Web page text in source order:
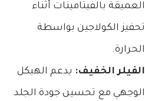
العميقة بالفيتامينات أثناء
تحفيز الكولاجين بواسطة
الحرارة.
الفيلر الخفيف: يدعم الهيكل
الوجهي مع تحسين جودة الجلد